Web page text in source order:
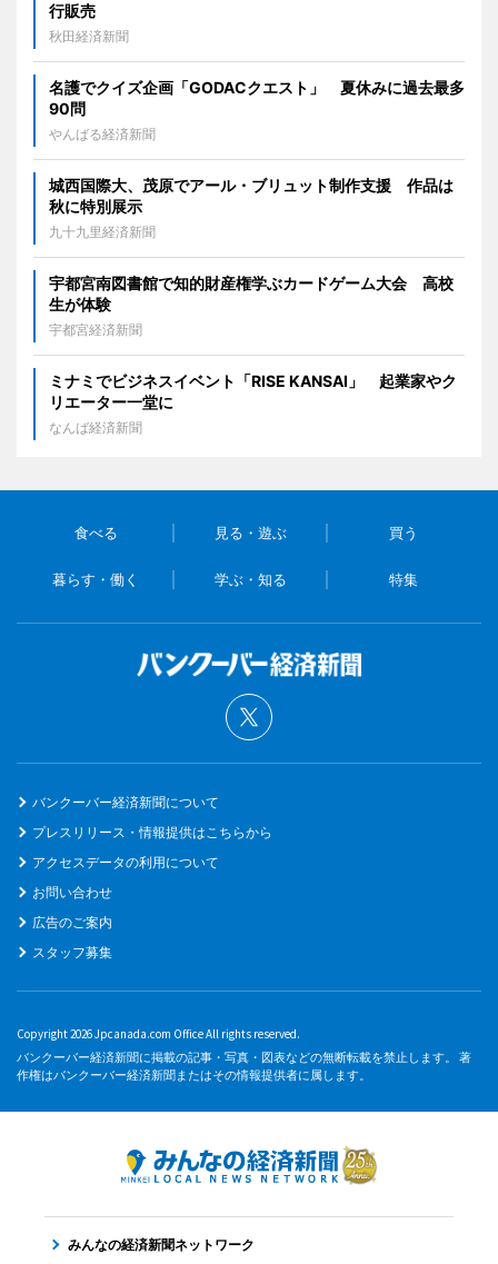
行販売
秋田経済新聞
名護でクイズ企画「GODACクエスト」 夏休みに過去最多
90問
やんばる経済新聞
城西国際大、茂原でアール・ブリュット制作支援 作品は
秋に特別展示
九十九里経済新聞
宇都宮南図書館で知的財産権学ぶカードゲーム大会 高校
生が体験
宇都宮経済新聞
ミナミでビジネスイベント「RISE KANSAI」 起業家やク
リエーター一堂に
なんば経済新聞
食べる 見る・遊ぶ 買う
暮らす・働く 学ぶ・知る 特集
バンクーバー経済新聞について
プレスリリース・情報提供はこちらから
アクセスデータの利用について
お問い合わせ
広告のご案内
スタッフ募集
Copyright 2026 Jpcanada.com Office All rights reserved.
バンクーバー経済新聞に掲載の記事・写真・図表などの無断転載を禁止します。 著
作権はバンクーバー経済新聞またはその情報提供者に属します。
みんなの経済新聞ネットワーク